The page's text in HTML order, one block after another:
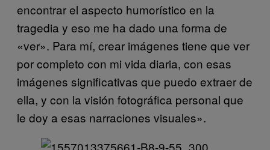
encontrar el aspecto humorístico en la
tragedia y eso me ha dado una forma de
«ver». Para mí, crear imágenes tiene que ver
por completo con mi vida diaria, con esas
imágenes significativas que puedo extraer de
ella, y con la visión fotográfica personal que
le doy a esas narraciones visuales».